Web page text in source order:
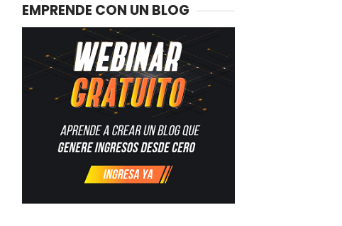
EMPRENDE CON UN BLOG